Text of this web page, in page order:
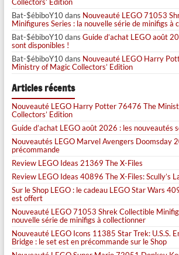
Collectors’ Edition
Bat-$ébiboY10dans Nouveauté LEGO 71053
Minifigures Series : la nouvelle série de minifigs à
Bat-$ébiboY10dans Guide d’achat LEGO août
sont disponibles !
Bat-$ébiboY10dans Nouveauté LEGO Harry
Ministry of Magic Collectors’ Edition
Articles récents
Nouveauté LEGO Harry Potter 76476 The
Collectors’ Edition
Guide d’achat LEGO août 2026 : les nouveautés
Nouveautés LEGO Marvel Avengers Doomsday
précommande
Review LEGO Ideas 21369 The X-Files
Review LEGO Ideas 40896 The X-Files: Scully’s
Sur le Shop LEGO : le cadeau LEGO Star Wars
est offert
Nouveauté LEGO 71053 Shrek Collectible
nouvelle série de minifigs à collectionner
Nouveauté LEGO Icons 11385 Star Trek: U.S.S.
Bridge : le set est en précommande sur le Shop